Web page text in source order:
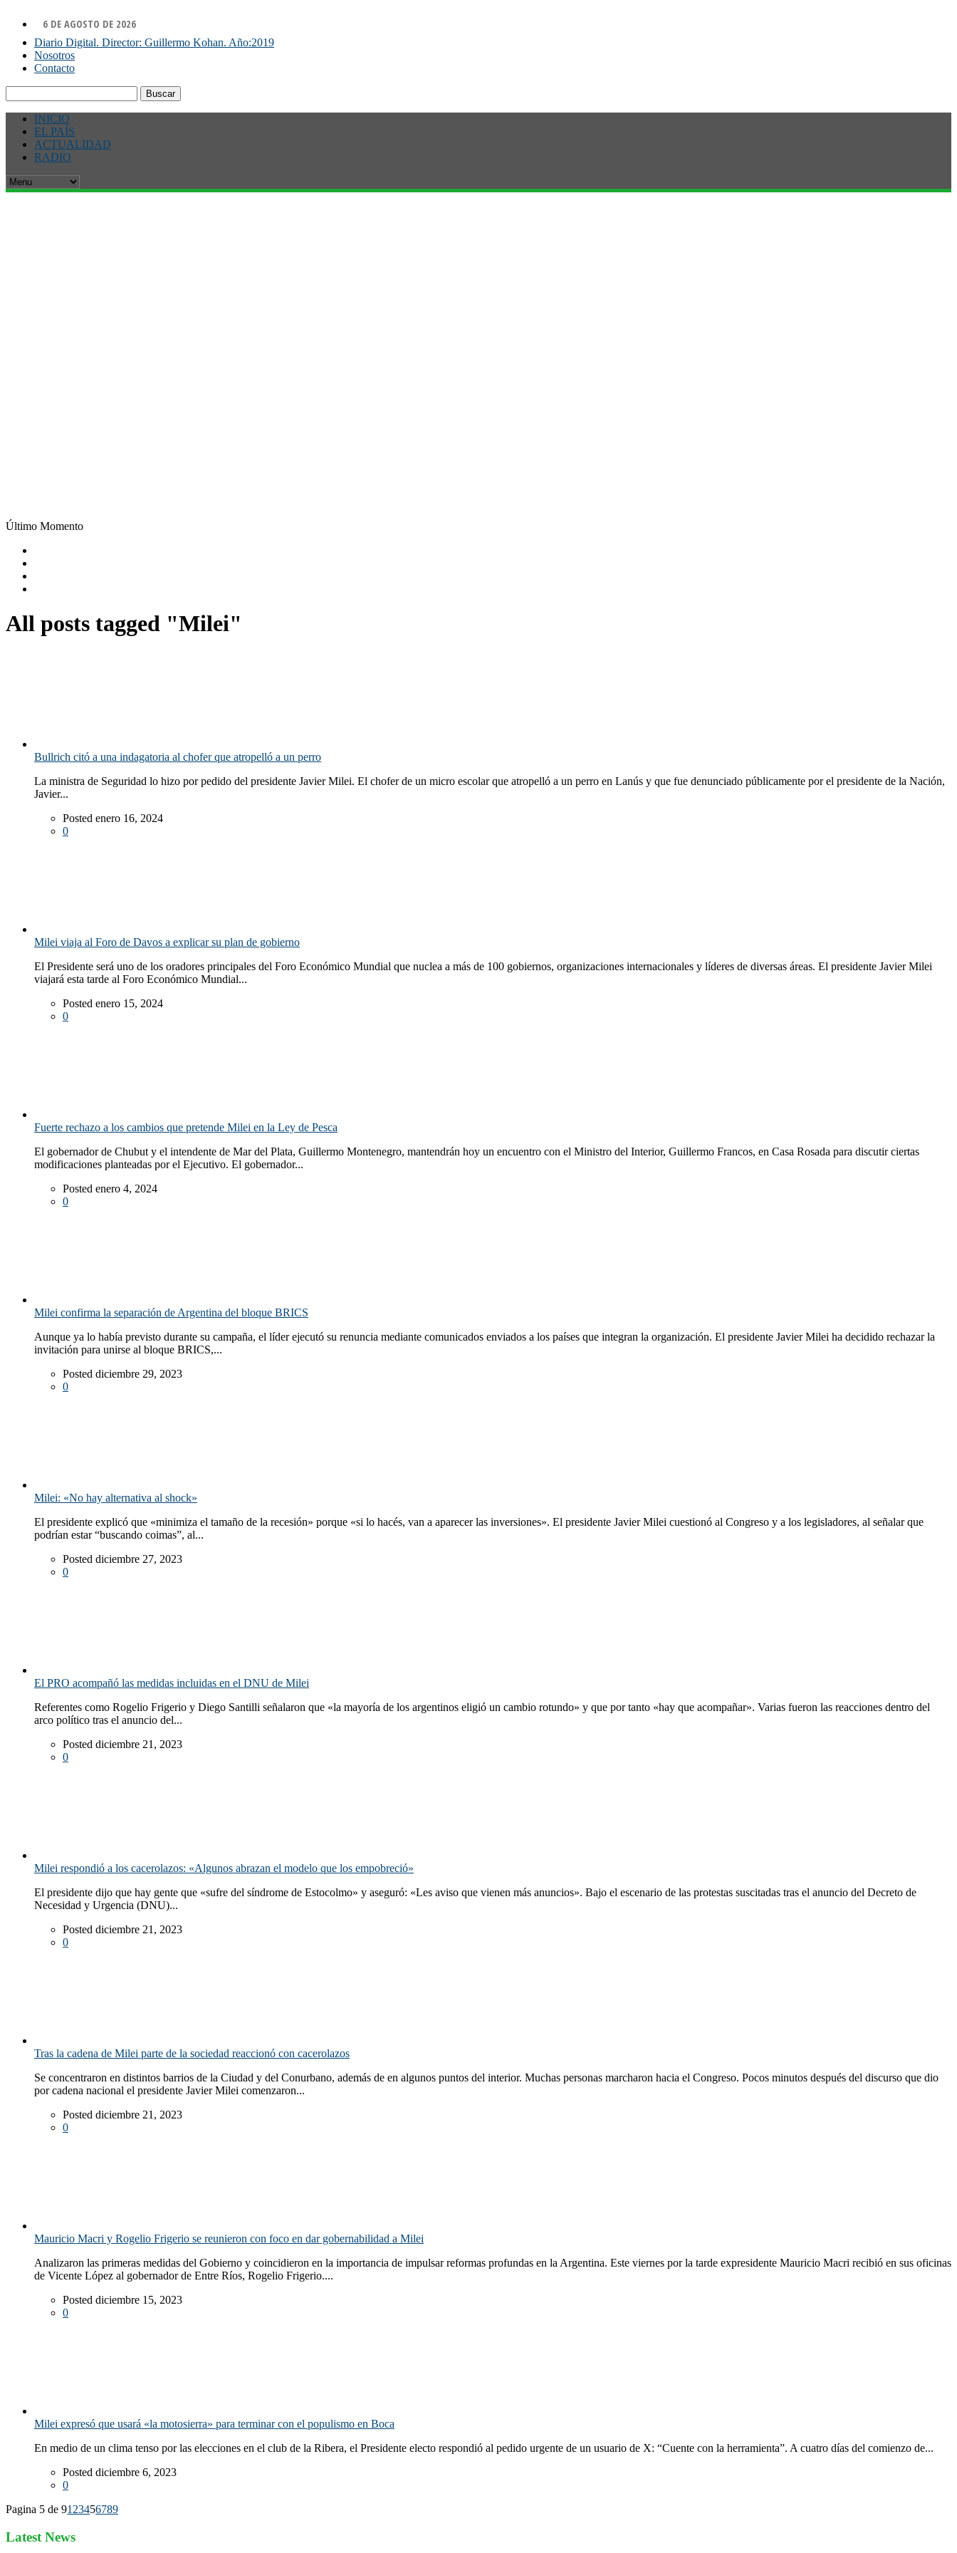
6 DE AGOSTO DE 2026
Diario Digital. Director: Guillermo Kohan. Año:2019
Nosotros
Contacto
INICIO
EL PAÍS
ACTUALIDAD
RADIO
Último Momento
All posts tagged "Milei"
Bullrich citó a una indagatoria al chofer que atropelló a un perro
La ministra de Seguridad lo hizo por pedido del presidente Javier Milei. El chofer de un micro escolar que atropelló a un perro en Lanús y que fue denunciado públicamente por el presidente de la Nación,
Javier...
Posted enero 16, 2024
0
Milei viaja al Foro de Davos a explicar su plan de gobierno
El Presidente será uno de los oradores principales del Foro Económico Mundial que nuclea a más de 100 gobiernos, organizaciones internacionales y líderes de diversas áreas. El presidente Javier Milei
viajará esta tarde al Foro Económico Mundial...
Posted enero 15, 2024
0
Fuerte rechazo a los cambios que pretende Milei en la Ley de Pesca
El gobernador de Chubut y el intendente de Mar del Plata, Guillermo Montenegro, mantendrán hoy un encuentro con el Ministro del Interior, Guillermo Francos, en Casa Rosada para discutir ciertas
modificaciones planteadas por el Ejecutivo. El gobernador...
Posted enero 4, 2024
0
Milei confirma la separación de Argentina del bloque BRICS
Aunque ya lo había previsto durante su campaña, el líder ejecutó su renuncia mediante comunicados enviados a los países que integran la organización. El presidente Javier Milei ha decidido rechazar la
invitación para unirse al bloque BRICS,...
Posted diciembre 29, 2023
0
Milei: «No hay alternativa al shock»
El presidente explicó que «minimiza el tamaño de la recesión» porque «si lo hacés, van a aparecer las inversiones». El presidente Javier Milei cuestionó al Congreso y a los legisladores, al señalar que
podrían estar “buscando coimas”, al...
Posted diciembre 27, 2023
0
El PRO acompañó las medidas incluidas en el DNU de Milei
Referentes como Rogelio Frigerio y Diego Santilli señalaron que «la mayoría de los argentinos eligió un cambio rotundo» y que por tanto «hay que acompañar». Varias fueron las reacciones dentro del
arco político tras el anuncio del...
Posted diciembre 21, 2023
0
Milei respondió a los cacerolazos: «Algunos abrazan el modelo que los empobreció»
El presidente dijo que hay gente que «sufre del síndrome de Estocolmo» y aseguró: «Les aviso que vienen más anuncios». Bajo el escenario de las protestas suscitadas tras el anuncio del Decreto de
Necesidad y Urgencia (DNU)...
Posted diciembre 21, 2023
0
Tras la cadena de Milei parte de la sociedad reaccionó con cacerolazos
Se concentraron en distintos barrios de la Ciudad y del Conurbano, además de en algunos puntos del interior. Muchas personas marcharon hacia el Congreso. Pocos minutos después del discurso que dio
por cadena nacional el presidente Javier Milei comenzaron...
Posted diciembre 21, 2023
0
Mauricio Macri y Rogelio Frigerio se reunieron con foco en dar gobernabilidad a Milei
Analizaron las primeras medidas del Gobierno y coincidieron en la importancia de impulsar reformas profundas en la Argentina. Este viernes por la tarde expresidente Mauricio Macri recibió en sus oficinas
de Vicente López al gobernador de Entre Ríos, Rogelio Frigerio....
Posted diciembre 15, 2023
0
Milei expresó que usará «la motosierra» para terminar con el populismo en Boca
En medio de un clima tenso por las elecciones en el club de la Ribera, el Presidente electo respondió al pedido urgente de un usuario de X: “Cuente con la herramienta”. A cuatro días del comienzo de...
Posted diciembre 6, 2023
0
Pagina 5 de 91 23456789
Latest News